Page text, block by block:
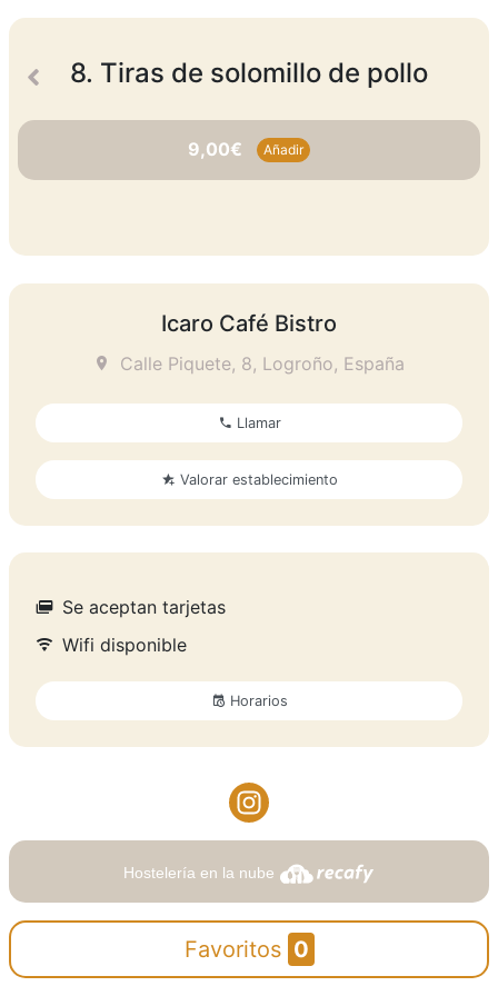
8. Tiras de solomillo de pollo
9,00€ Añadir
Icaro Café Bistro
Calle Piquete, 8, Logroño, España
Llamar
Valorar establecimiento
Se aceptan tarjetas
Wifi disponible
Horarios
Hostelería en la nube
Favoritos 0